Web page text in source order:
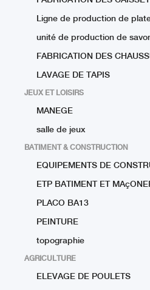
Ligne de production de
unité de production de
FABRICATION DES
LAVAGE DE TAPIS
JEUX ET LOISIRS
MANEGE
salle de jeux
BATIMENT & CONSTRUCTION
EQUIPEMENTS DE
ETP BATIMENT ET
PLACO BA13
PEINTURE
topographie
AGRICULTURE
ELEVAGE DE POULETS